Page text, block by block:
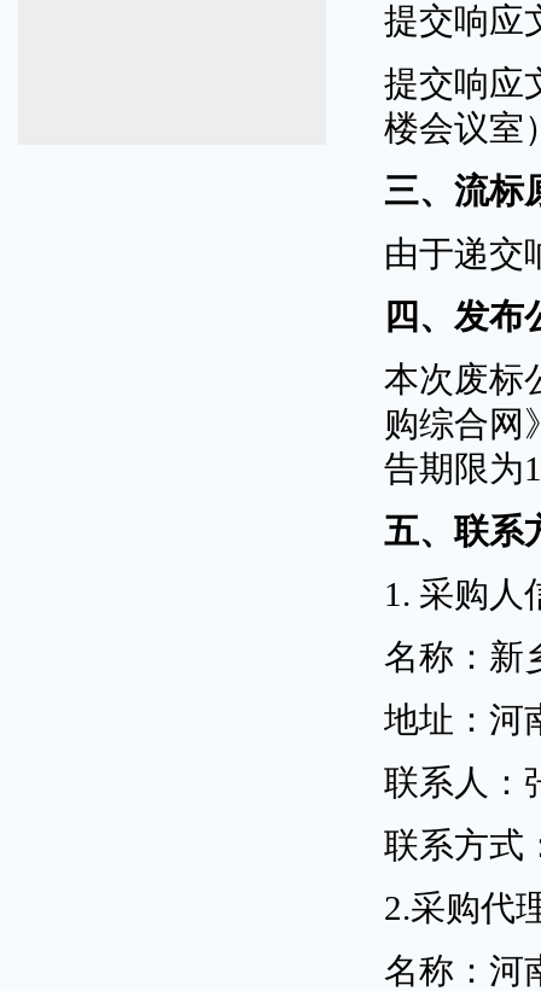
提交响应
提交响应
楼会议室
三、流标
由于递交
四、发布
本次废标
购综合网
告期限为1
五、联系
1. 采购人
名称：新
地址：河
联系人：
联系方式
2.采购代
名称：河